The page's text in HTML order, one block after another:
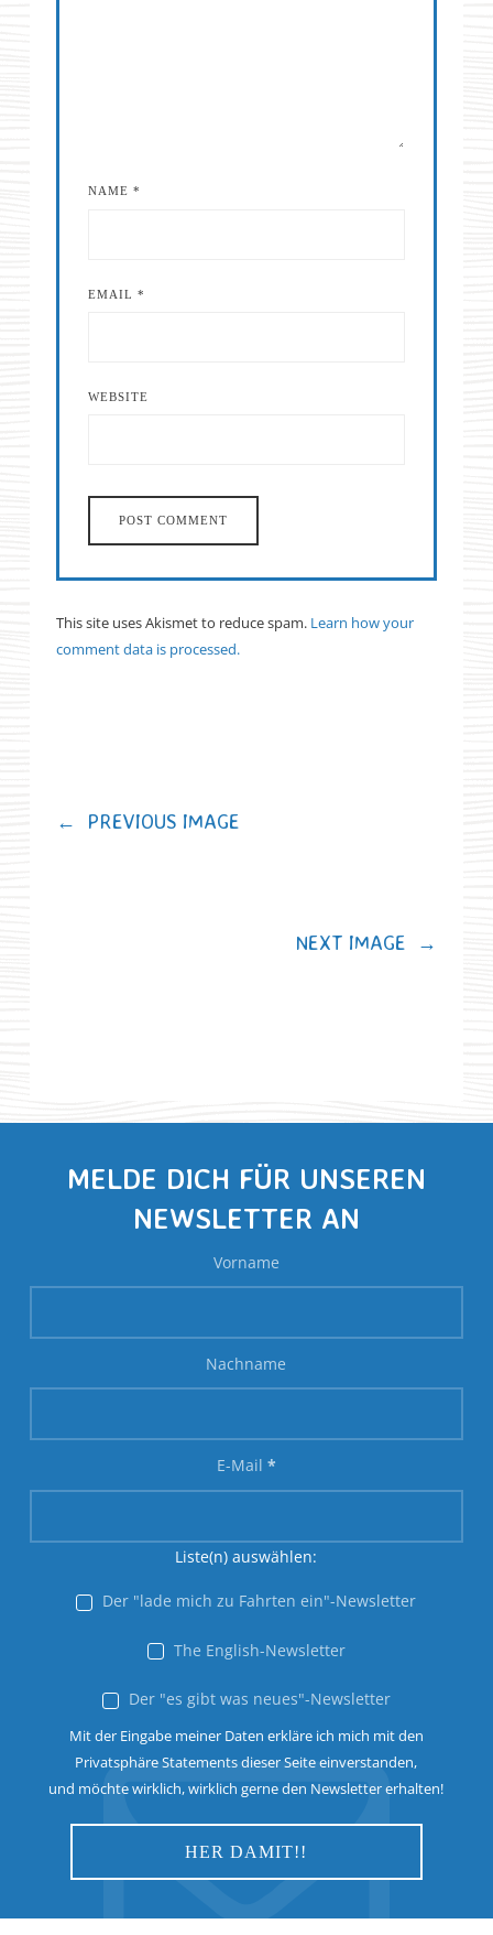
NAME *
EMAIL *
WEBSITE
This site uses Akismet to reduce spam. Learn how your
comment data is processed.
← PREVIOUS IMAGE
NEXT IMAGE →
MELDE DICH FÜR UNSEREN
NEWSLETTER AN
Vorname
Nachname
E-Mail *
Liste(n) auswählen:
Der "lade mich zu Fahrten ein"-Newsletter
The English-Newsletter
Der "es gibt was neues"-Newsletter
Mit der Eingabe meiner Daten erkläre ich mich mit den
Privatsphäre Statements dieser Seite einverstanden,
und möchte wirklich, wirklich gerne den Newsletter erhalten!